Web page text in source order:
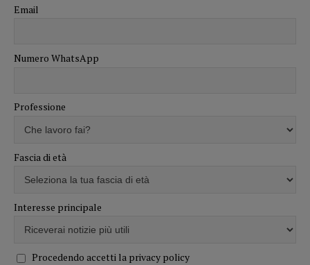
Email
Numero WhatsApp
Professione
Fascia di età
Interesse principale
Procedendo accetti la privacy policy